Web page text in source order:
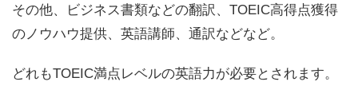
その他、ビジネス書類などの翻訳、TOEIC高得点獲得
のノウハウ提供、英語講師、通訳などなど。
どれもTOEIC満点レベルの英語力が必要とされます。